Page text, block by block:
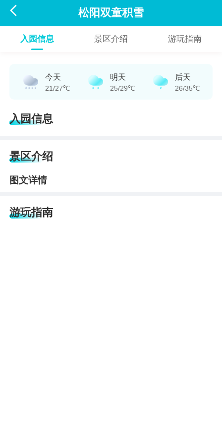
 松阳双童积雪
入园信息 景区介绍 游玩指南
今天
21/27℃
明天
25/29℃
后天
26/35℃
入园信息
景区介绍
图文详情
游玩指南